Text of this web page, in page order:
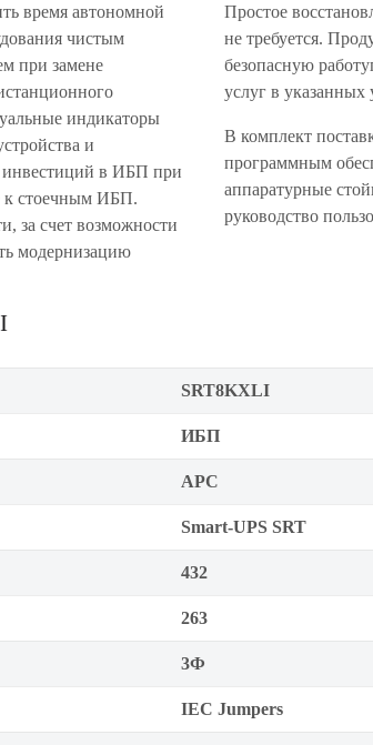
время автономной
чистым
при замене
индикаторы
и
инвестиций в ИБП при
к стоечным ИБП.
за счет возможности
модернизацию
предохранителя
и обеспечивает
поставщика
услуг в указанных
В комплект
программным
аппаратурные
руководство
SRT8KXLI
ИБП
APC
Smart-UPS SRT
432
263
3Ф
IEC Jumpers